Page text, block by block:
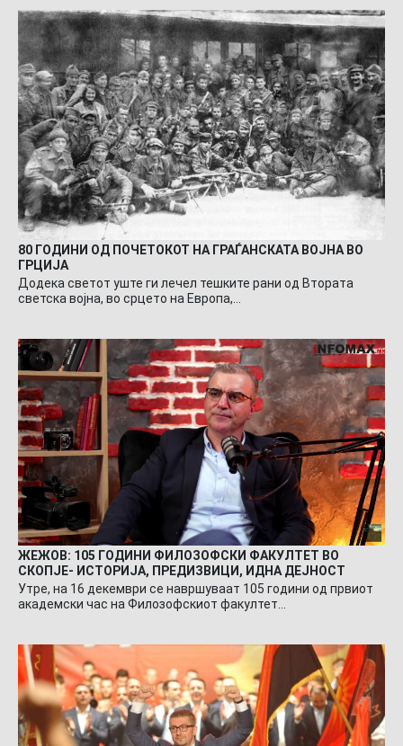
80 ГОДИНИ ОД ПОЧЕТОКОТ НА ГРАЃАНСКАТА ВОЈНА ВО
ГРЦИЈА
Додека светот уште ги лечел тешките рани од Втората
светска војна, во срцето на Европа,…
ЖЕЖОВ: 105 ГОДИНИ ФИЛОЗОФСКИ ФАКУЛТЕТ ВО
СКОПЈЕ- ИСТОРИЈА, ПРЕДИЗВИЦИ, ИДНА ДЕЈНОСТ
Утре, на 16 декември се навршуваат 105 години од првиот
академски час на Филозофскиот факултет…